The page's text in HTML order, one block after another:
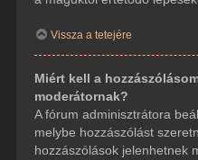
Vissza a tetejére
Miért kell a
moderátornak?
A fórum adminisztrátora
melybe hozzászólást
hozzászólások jelenhetnek